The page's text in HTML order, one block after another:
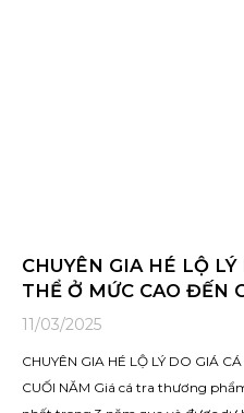
CHUYÊN GIA HÉ LỘ
THỂ Ở MỨC CAO ĐẾN
11/03/2025
CHUYÊN GIA HÉ LỘ LÝ DO GIÁ
CUỐI NĂM Giá cá tra thương